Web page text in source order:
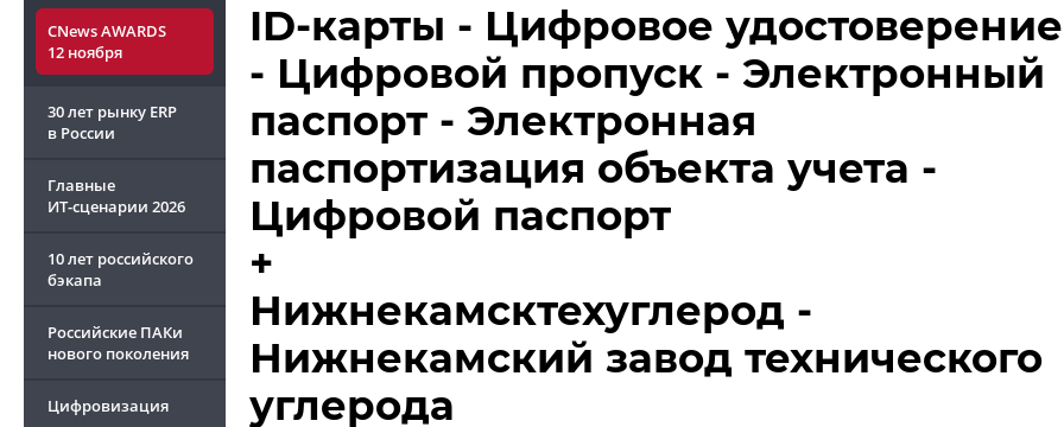
CNews AWARDS
12 ноября
30 лет рынку ERP
в России
Главные
ИТ-сценарии 2026
10 лет российского
бэкапа
Российские ПАКи
нового поколения
Цифровизация
ID-карты - Цифровое удостоверение
- Цифровой пропуск - Электронный
паспорт - Электронная
паспортизация объекта учета -
Цифровой паспорт
+
Нижнекамсктехуглерод -
Нижнекамский завод технического
углерода